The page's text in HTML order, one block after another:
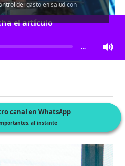
del gasto en salud con
el artículo
…
canal en WhatsApp
al instante